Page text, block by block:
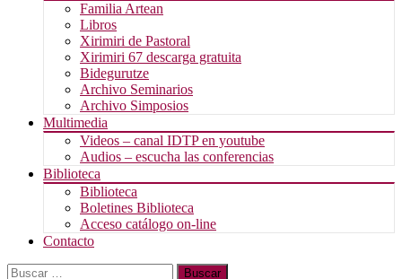
Familia Artean
Libros
Xirimiri de Pastoral
Xirimiri 67 descarga gratuita
Bidegurutze
Archivo Seminarios
Archivo Simposios
Multimedia
Videos – canal IDTP en youtube
Audios – escucha las conferencias
Biblioteca
Biblioteca
Boletines Biblioteca
Acceso catálogo on-line
Contacto
Buscar: